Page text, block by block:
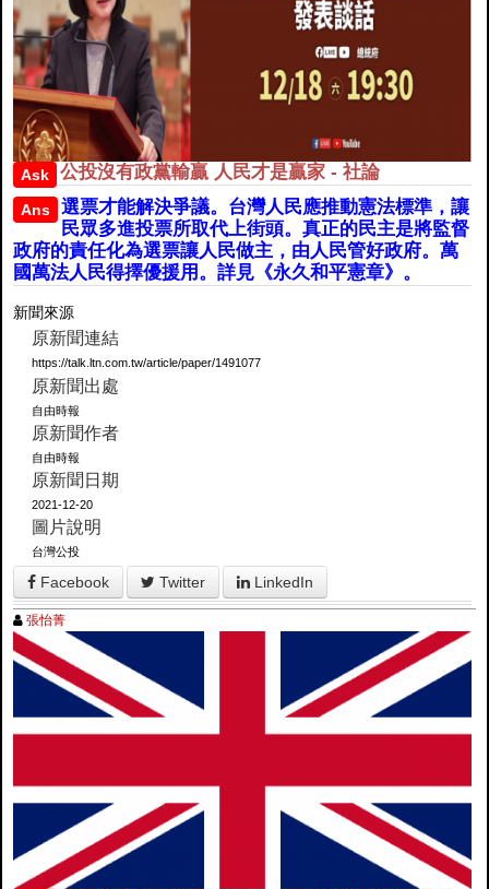
Ask 公投沒有政黨輸贏 人民才是贏家 - 社論
Ans
選票才能解決爭議。台灣人民應推動憲法標準，讓
民眾多進投票所取代上街頭。真正的民主是將監督
政府的責任化為選票讓人民做主，由人民管好政府。萬
國萬法人民得擇優援用。詳見《永久和平憲章》。
新聞來源
原新聞連結
https://talk.ltn.com.tw/article/paper/1491077
原新聞出處
自由時報
原新聞作者
自由時報
原新聞日期
2021-12-20
圖片說明
台灣公投
Facebook Twitter LinkedIn
張怡菁